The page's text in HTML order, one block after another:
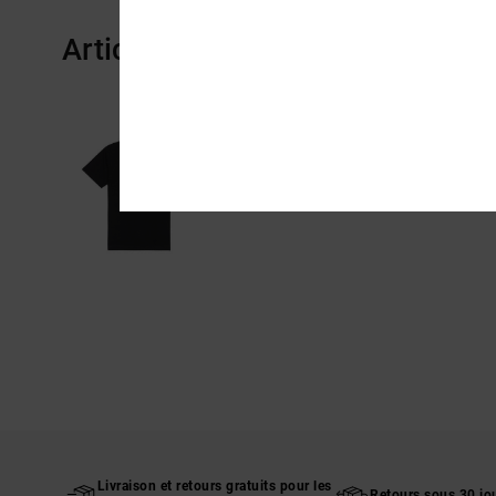
Articles vus récemment
Livraison et retours gratuits pour les